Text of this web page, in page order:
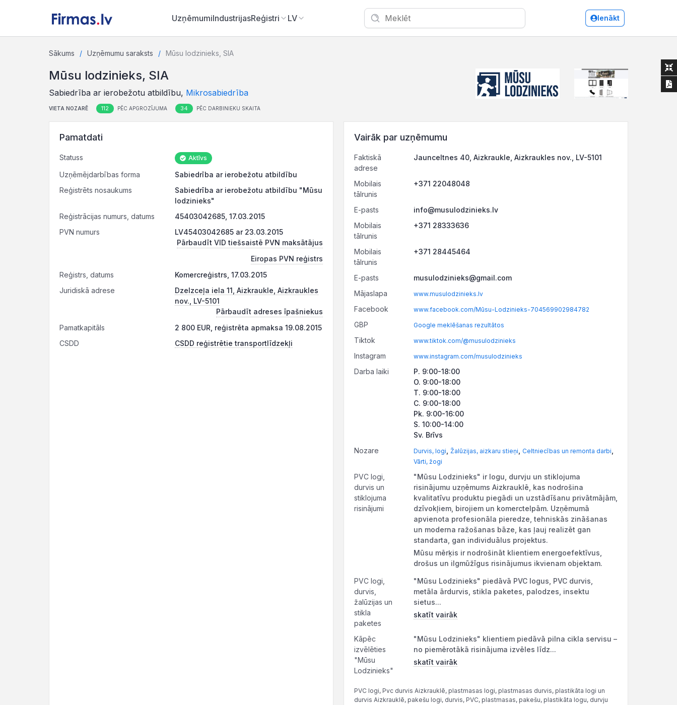
UzņēmumiIndustrijasReģistri LV Ienākt
Sākums Uzņēmumu saraksts Mūsu lodzinieks, SIA
Mūsu lodzinieks, SIA
Sabiedrība ar ierobežotu atbildību, Mikrosabiedrība
VIETA NOZARĒ 112 PĒC APGROZĪJUMA 34 PĒC DARBINIEKU SKAITA
Pamatdati
Statuss Aktīvs
Uzņēmējdarbības forma
Sabiedrība ar ierobežotu atbildību
Reģistrēts nosaukums
Sabiedrība ar ierobežotu atbildību "Mūsu
lodzinieks"
Reģistrācijas numurs, datums
45403042685, 17.03.2015
PVN numurs
LV45403042685 ar 23.03.2015
Pārbaudīt VID tiešsaistē PVN maksātājus
Eiropas PVN reģistrs
Reģistrs, datums
Komercreģistrs, 17.03.2015
Juridiskā adrese
Dzelzceļa iela 11, Aizkraukle, Aizkraukles
nov., LV-5101
Pārbaudīt adreses īpašniekus
Pamatkapitāls
2 800 EUR, reģistrēta apmaksa 19.08.2015
CSDD
CSDD reģistrētie transportlīdzekļi
Vairāk par uzņēmumu
Faktiskā
adrese
Jaunceltnes 40, Aizkraukle, Aizkraukles nov., LV-5101
Mobilais
tālrunis
+371 22048048
E-pasts
info@musulodzinieks.lv
Mobilais
tālrunis
+371 28333636
Mobilais
tālrunis
+371 28445464
E-pasts
musulodzinieks@gmail.com
Mājaslapa
www.musulodzinieks.lv
Facebook www.facebook.com/Mūsu-Lodzinieks-704569902984782
GBP Google meklēšanas rezultātos
Tiktok www.tiktok.com/@musulodzinieks
Instagram www.instagram.com/musulodzinieks
Darba laiki
P. 9:00-18:00
O. 9:00-18:00
T. 9:00-18:00
C. 9:00-18:00
Pk. 9:00-16:00
S. 10:00-14:00
Sv. Brīvs
Nozare
Durvis, logi Žalūzijas, aizkaru stieņi Celtniecības un remonta darbi
Vārti, žogi
PVC logi,
durvis un
stiklojuma
risinājumi
"Mūsu Lodzinieks" ir logu, durvju un stiklojuma
risinājumu uzņēmums Aizkrauklē, kas nodrošina
kvalitatīvu produktu piegādi un uzstādīšanu privātmājām,
dzīvokļiem, birojiem un komerctelpām. Uzņēmumā
apvienota profesionāla pieredze, tehniskās zināšanas
un moderna ražošanas bāze, kas ļauj realizēt gan
standarta, gan individuālus projektus.
Mūsu mērķis ir nodrošināt klientiem energoefektīvus,
drošus un ilgmūžīgus risinājumus ikvienam objektam.
PVC logi,
durvis,
žalūzijas un
stikla
paketes
"Mūsu Lodzinieks" piedāvā PVC logus, PVC durvis,
metāla ārdurvis, stikla paketes, palodzes, insektu
sietus...
skatīt vairāk
Kāpēc
izvēlēties
"Mūsu
Lodzinieks"
"Mūsu Lodzinieks" klientiem piedāvā pilna cikla servisu –
no piemērotākā risinājuma izvēles līdz...
skatīt vairāk
PVC logi, Pvc durvis Aizkrauklē, plastmasas logi, plastmasas durvis, plastikāta logi un
durvis Aizkrauklē, pakešu logi, durvis, PVC, plastmasas, pakešu, plastikāta logu, durvju